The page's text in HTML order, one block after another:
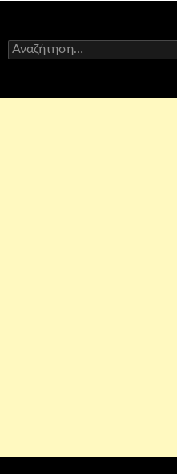
Αναζήτηση
για: